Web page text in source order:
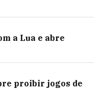
a Lua e abre
proibir jogos de